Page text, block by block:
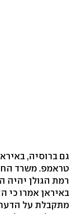
גם ברוסיה,
טראמפ. משרד
רמת הגולן
באיראן אמרו כי
מתקבלת על